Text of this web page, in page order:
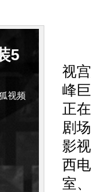
5
视频
视
峰
正
剧
影
西
室